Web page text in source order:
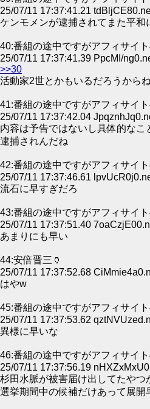
25/07/11 17:37:41.21
ケンモメンが逮捕されてまた平和
40:番組の途中ですがアフィサイ
25/07/11 17:37:41.39 PpcMI/
>>30
活動家2世とかもいるだろうからね
41:番組の途中ですがアフィサイ
25/07/11 17:37:42.04
内容は予告ではないし具体的な
逮捕されんだね
42:番組の途中ですがアフィサイ
25/07/11 17:37:46.61
流石に早すぎだろ
43:番組の途中ですがアフィサイ
25/07/11 17:37:51.40
あまりにも早い
44:安倍晋三🏺
25/07/11 17:37:52.68
はやw
45:番組の途中ですがアフィサイ
25/07/11 17:37:53.62
異様に早いな
46:番組の途中ですがアフィサイ
25/07/11 17:37:56.19
杉田水脈が被害届け出してたやつ
選挙期間中の候補だけあって展開